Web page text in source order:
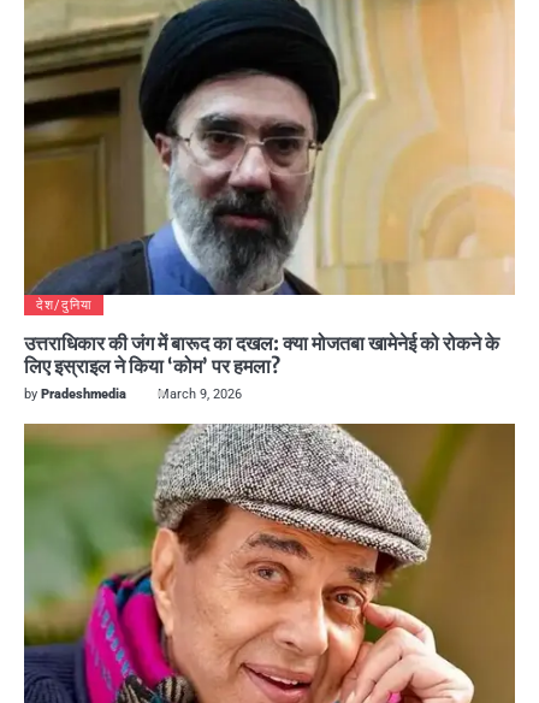
देश/दुनिया
उत्तराधिकार की जंग में बारूद का दखल: क्या मोजतबा खामेनेई को रोकने के
लिए इस्राइल ने किया ‘कोम’ पर हमला?
by Pradeshmedia March 9, 2026